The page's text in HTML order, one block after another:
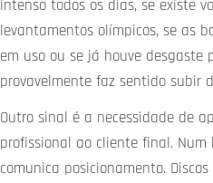
intenso todos os dias, se existe
levantamentos olímpicos, se as
em uso ou se já houve desgaste
provavelmente faz sentido subir
Outro sinal é a necessidade de
profissional ao cliente final.
comunica posicionamento.